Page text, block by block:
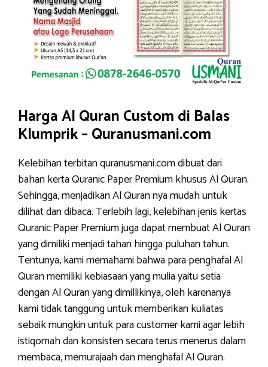
Harga Al Quran Custom di Balas
Klumprik – Quranusmani.com
Kelebihan terbitan quranusmani.com dibuat dari
bahan kerta Quranic Paper Premium khusus Al Quran.
Sehingga, menjadikan Al Quran nya mudah untuk
dilihat dan dibaca. Terlebih lagi, kelebihan jenis kertas
Quranic Paper Premium juga dapat membuat Al Quran
yang dimiliki menjadi tahan hingga puluhan tahun.
Tentunya, kami memahami bahwa para penghafal Al
Quran memiliki kebiasaan yang mulia yaitu setia
dengan Al Quran yang dimillikinya, oleh karenanya
kami tidak tanggung untuk memberikan kuliatas
sebaik mungkin untuk para customer kami agar lebih
istiqomah dan konsisten secara terus menerus dalam
membaca, memurajaah dan menghafal Al Quran.